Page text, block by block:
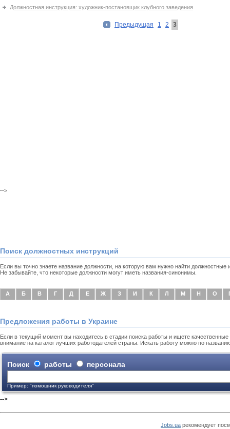
Должностная инструкция: художник-постановщик клубного заведения
Предыдущая 1 2 3
-->
Поиск должностных инструкций
Если вы точно знаете название должности, на которую вам нужно найти
Не забывайте, что некоторые должности могут иметь названия-синонимы.
А Б В Г Д Е Ж З И К Л М Н О
Предложения работы в Украине
Если в текущий момент вы находитесь в стадии поиска работы и ищете
внимание на каталог лучших работодателей страны. Искать работу можно по
Поиск работы персонала
Пример: "помощник руководителя"
-->
Jobs.ua рекомендует